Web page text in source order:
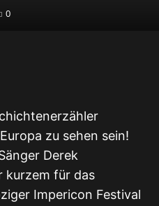
0
zu sehen sein!
Derek
kurzem für das
Impericon Festival